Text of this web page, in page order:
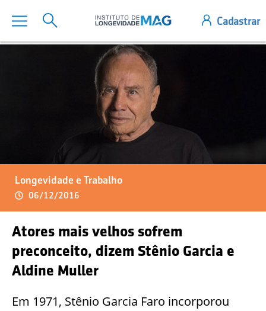
Longevidade e Trabalho
06/12/2016
Atores mais velhos sofrem
preconceito, dizem Stênio Garcia e
Aldine Muller
Em 1971, Stênio Garcia Faro incorporou